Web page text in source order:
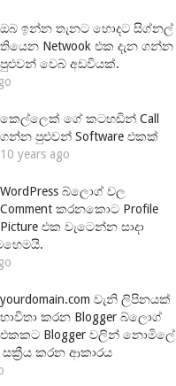
ඔබ ඉන්න තැනට හොදට සිග්නල්
තියෙන Netwook එක දැන ගන්න
පුළුවන් වෙබ් අඩවියක්.
කෙල්ලෙක් ගේ කටහඩින් Call
ගන්න පුළුවන් Software එකක්
10 years ago
WordPress බ්ලොග් වල
Comment කරනකොට Profile
Picture එක වැටෙන්න සාදා
yourdomain.com වැනි ලිපිනයක්
භාවිතා කරන Blogger බ්ලොග්
එකකට Blogger වලින් නොමිලේ
සක්‍රීය කරන ආකාරය